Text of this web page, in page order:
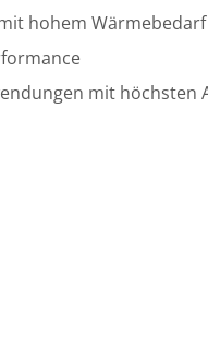
hohem
mit höchsten